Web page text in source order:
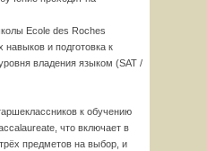
Ecole des Roches
навыков и подготовка к
владения языком (SAT /
к обучению
что включает в
предметов на выбор, и